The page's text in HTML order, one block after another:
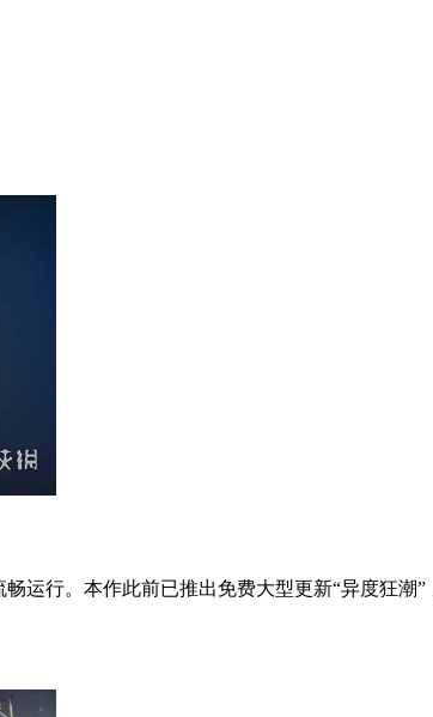
运行。本作此前已推出免费大型更新“异度狂潮